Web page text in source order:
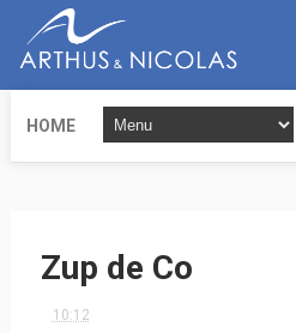
HOME
Zup de Co
10:12